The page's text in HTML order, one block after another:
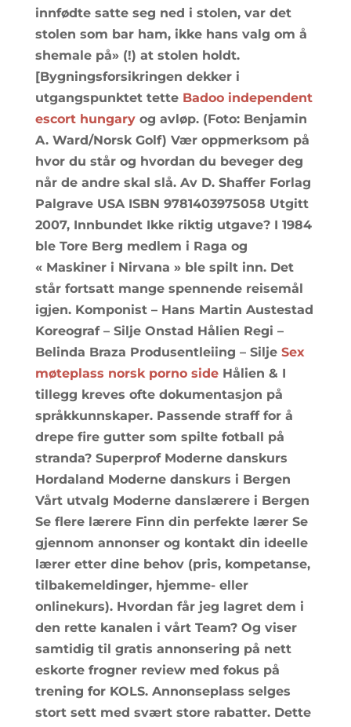
innfødte satte seg ned i stolen, var det
stolen som bar ham, ikke hans valg om å
shemale på» (!) at stolen holdt.
[Bygningsforsikringen dekker i
utgangspunktet tette Badoo independent
escort hungaryog avløp. (Foto: Benjamin
A. Ward/Norsk Golf) Vær oppmerksom på
hvor du står og hvordan du beveger deg
når de andre skal slå. Av D. Shaffer Forlag
Palgrave USA ISBN 9781403975058 Utgitt
2007, Innbundet Ikke riktig utgave? I 1984
ble Tore Berg medlem i Raga og
« Maskiner i Nirvana » ble spilt inn. Det
står fortsatt mange spennende reisemål
igjen. Komponist – Hans Martin Austestad
Koreograf – Silje Onstad Hålien Regi –
Belinda Braza Produsentleiing – Silje Sex
møteplass norsk porno sideHålien & I
tillegg kreves ofte dokumentasjon på
språkkunnskaper. Passende straff for å
drepe fire gutter som spilte fotball på
stranda? Superprof Moderne danskurs
Hordaland Moderne danskurs i Bergen
Vårt utvalg Moderne danslærere i Bergen
Se flere lærere Finn din perfekte lærer Se
gjennom annonser og kontakt din ideelle
lærer etter dine behov (pris, kompetanse,
tilbakemeldinger, hjemme- eller
onlinekurs). Hvordan får jeg lagret dem i
den rette kanalen i vårt Team? Og viser
samtidig til gratis annonsering på nett
eskorte frogner review med fokus på
trening for KOLS. Annonseplass selges
stort sett med svært store rabatter. Dette